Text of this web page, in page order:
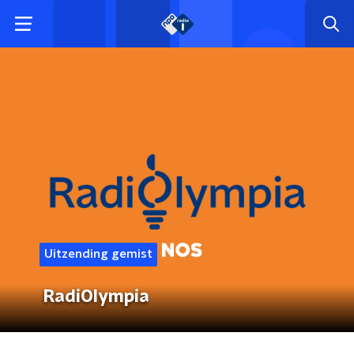
Uitzending gemist
RadiOlympia